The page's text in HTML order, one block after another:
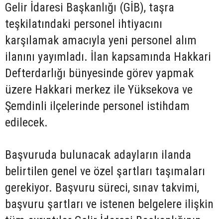
Gelir İdaresi Başkanlığı (GİB), taşra
teşkilatındaki personel ihtiyacını
karşılamak amacıyla yeni personel alım
ilanını yayımladı. İlan kapsamında Hakkari
Defterdarlığı bünyesinde görev yapmak
üzere Hakkari merkez ile Yüksekova ve
Şemdinli ilçelerinde personel istihdam
edilecek.
Başvuruda bulunacak adayların ilanda
belirtilen genel ve özel şartları taşımaları
gerekiyor. Başvuru süreci, sınav takvimi,
başvuru şartları ve istenen belgelere ilişkin